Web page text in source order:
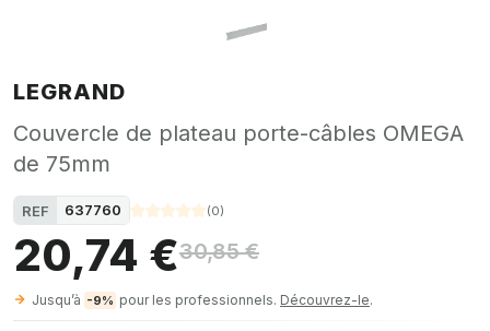
LEGRAND
Couvercle de plateau porte-câbles OMEGA
de 75mm
REF 637760 (0)
20,74 €30,85 €
Jusqu’à -9% pour les professionnels. Découvrez-le.